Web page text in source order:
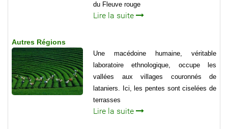
du Fleuve rouge
Lire la suite
Autres Régions
Une macédoine humaine, véritable
laboratoire ethnologique, occupe les
vallées aux villages couronnés de
lataniers. Ici, les pentes sont ciselées de
terrasses
Lire la suite